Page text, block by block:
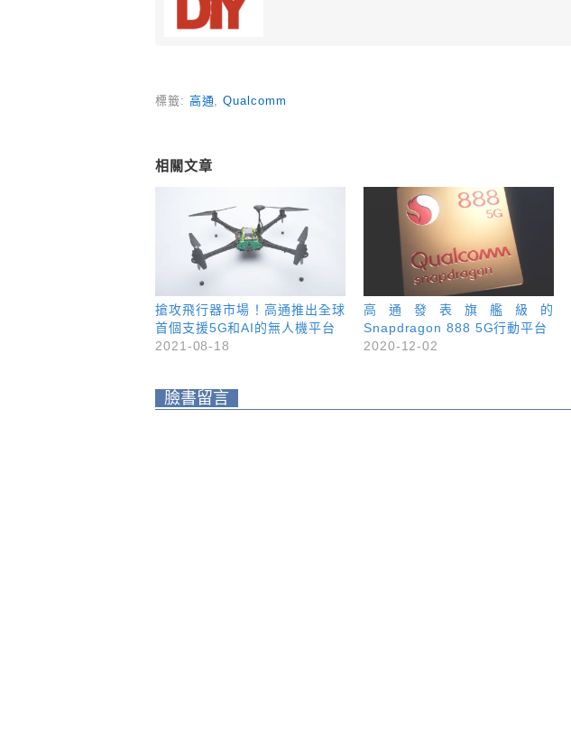
標籤: 高通,Qualcomm
相關文章
搶攻飛行器市場！高通推出全球
首個支援5G和AI的無人機平台
2021-08-18
高通發表旗艦級的
Snapdragon 888 5G行動平台
2020-12-02
臉書留言